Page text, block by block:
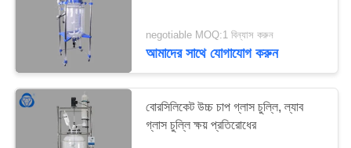
ম্যাপ
PRIVACY
বোরোসিলিকেট গ্লাস চুল্লি
negotiable MOQ:1 বিন্যাস করুন
আমাদের সাথে যোগাযোগ করুন
বোরসিলিকেট উচ্চ চাপ গ্লাস চুল্লি, ল্যাব
গ্লাস চুল্লি ক্ষয় প্রতিরোধের